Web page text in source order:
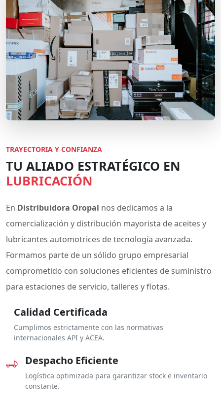
TRAYECTORIA Y CONFIANZA
TU ALIADO ESTRATÉGICO EN
LUBRICACIÓN
En Distribuidora Oropal nos dedicamos a la
comercialización y distribución mayorista de aceites y
lubricantes automotrices de tecnología avanzada.
Formamos parte de un sólido grupo empresarial
comprometido con soluciones eficientes de suministro
para estaciones de servicio, talleres y flotas.
Calidad Certificada
Cumplimos estrictamente con las normativas
internacionales API y ACEA.
Despacho Eficiente
Logística optimizada para garantizar stock e inventario
constante.